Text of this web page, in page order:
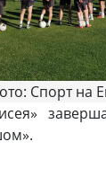
Спорт на